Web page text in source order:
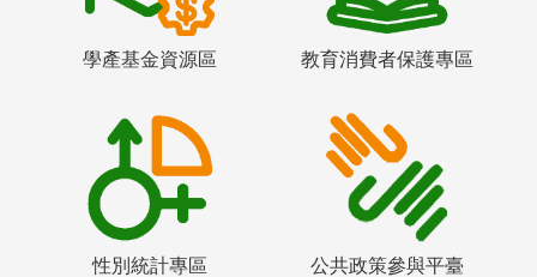
學產基金資源區 教育消費者保護專區
性別統計專區 公共政策參與平臺